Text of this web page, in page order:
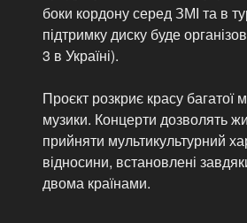
боки кордону серед ЗМІ та в
підтримку диску буде
3 в Україні).
Проєкт розкриє красу
музики. Концерти дозволять
прийняти мультикультурний
відносини, встановлені
двома країнами.